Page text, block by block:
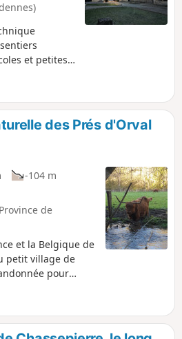
et petites
des
longerez
et vous
Ne
petit détour
des Prés d'Orval
-104 m
de
et la Belgique de
petit village de
pour
guide les
Partir à la
vaches Highland